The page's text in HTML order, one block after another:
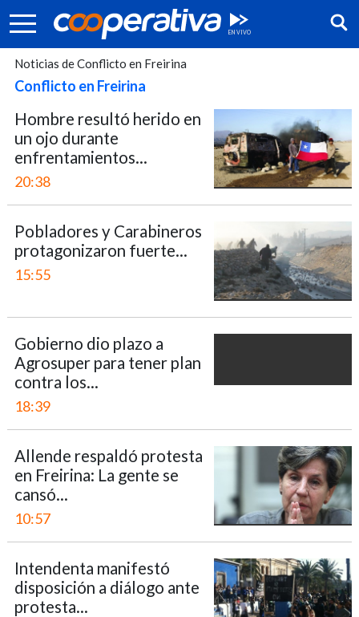
Noticias de Conflicto en Freirina
Conflicto en Freirina
Hombre resultó herido en
un ojo durante
enfrentamientos...
20:38
Pobladores y Carabineros
protagonizaron fuerte...
15:55
Gobierno dio plazo a
Agrosuper para tener plan
contra los...
18:39
Allende respaldó protesta
en Freirina: La gente se
cansó...
10:57
Intendenta manifestó
disposición a diálogo ante
protesta...